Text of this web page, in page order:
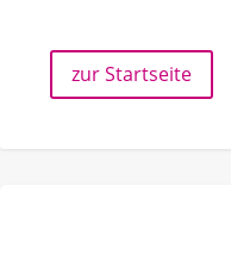
zur Startseite